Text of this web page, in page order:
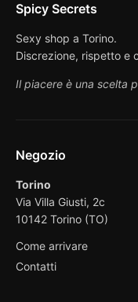
Spicy Secrets
Sexy shop a Torino.
Discrezione, rispetto e
Il piacere è una scelta
Negozio
Torino
Via Villa Giusti, 2c
10142 Torino (TO)
Come arrivare
Contatti